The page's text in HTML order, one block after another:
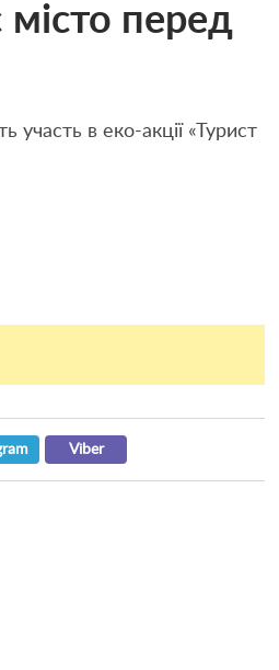
перед
участь в еко-акції «Турист
Viber